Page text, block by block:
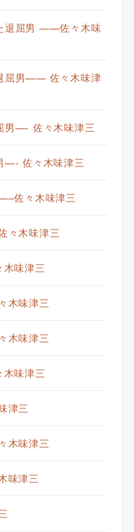
退屈男 ——佐々木味
屈男—— 佐々木味津
男—- 佐々木味津三
—- 佐々木味津三
佐々木味津三
々木味津三
味津三
木味津三
木味津三
味津三
津三
木味津三
味津三